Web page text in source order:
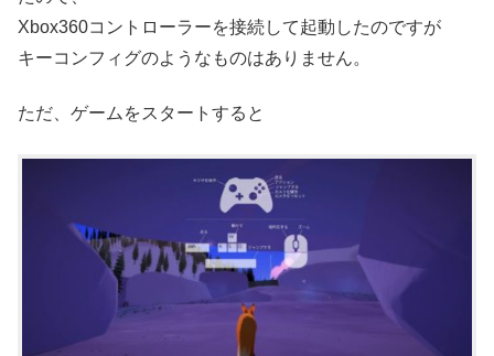
Xbox360コントローラーを接続して起動したのですが
キーコンフィグのようなものはありません。
ただ、ゲームをスタートすると